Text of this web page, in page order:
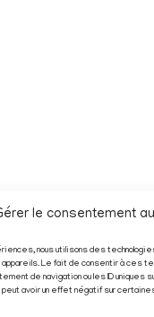
le consentement
nous utilisons des
appareils. Le fait de consentir à ces
de navigation ou les ID uniques
avoir un effet négatif sur